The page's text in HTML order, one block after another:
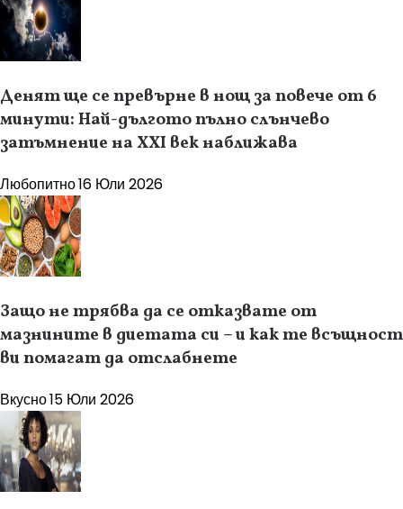
Денят ще се превърне в нощ за повече от 6
минути: Най-дългото пълно слънчево
затъмнение на XXI век наближава
Любопитно16 Юли 2026
Защо не трябва да се отказвате от
мазнините в диетата си – и как те всъщност
ви помагат да отслабнете
Вкусно15 Юли 2026